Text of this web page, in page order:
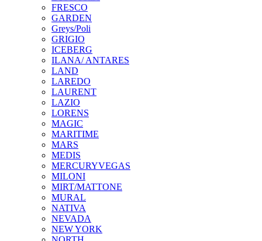
FRESCO
GARDEN
Greys/Poli
GRIGIO
ICEBERG
ILANA/ ANTARES
LAND
LAREDO
LAURENT
LAZIO
LORENS
MAGIC
MARITIME
MARS
MEDIS
MERCURYVEGAS
MILONI
MIRT/MATTONE
MURAL
NATIVA
NEVADA
NEW YORK